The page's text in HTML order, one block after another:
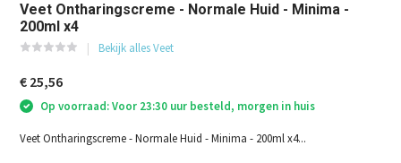
Veet Ontharingscreme - Normale Huid - Minima -
200ml x4
Bekijk alles Veet
€ 25,56
Op voorraad: Voor 23:30 uur besteld, morgen in huis
Veet Ontharingscreme - Normale Huid - Minima - 200ml x4...